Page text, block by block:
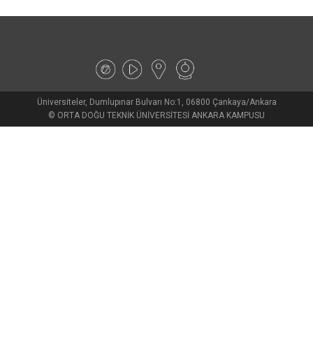
Üniversiteler, Dumlupınar Bulvarı No:1, 06800 Çankaya/Ankara
© ORTA DOĞU TEKNİK ÜNİVERSİTESİ ANKARA KAMPUSU